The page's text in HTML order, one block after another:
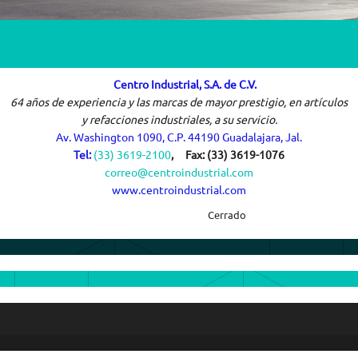
Centro Industrial, S.A. de C.V.
64 años de experiencia y las marcas de mayor prestigio, en artículos
y refacciones industriales, a su servicio.
Av. Washington 1090, C.P. 44190 Guadalajara, Jal.
Tel:(33) 3619-2100, Fax: (33) 3619-1076
correo@centroindustrial.com
www.centroindustrial.com
Cerrado